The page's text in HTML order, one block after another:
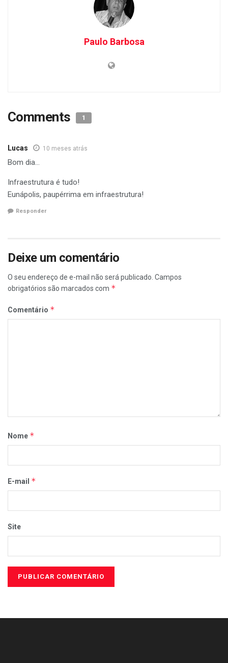
Paulo Barbosa
Comments 1
Lucas 10 meses atrás
Bom dia…
Infraestrutura é tudo!
Eunápolis, paupérrima em infraestrutura!
Responder
Deixe um comentário
O seu endereço de e-mail não será publicado. Campos
obrigatórios são marcados com *
Comentário *
Nome *
E-mail *
Site